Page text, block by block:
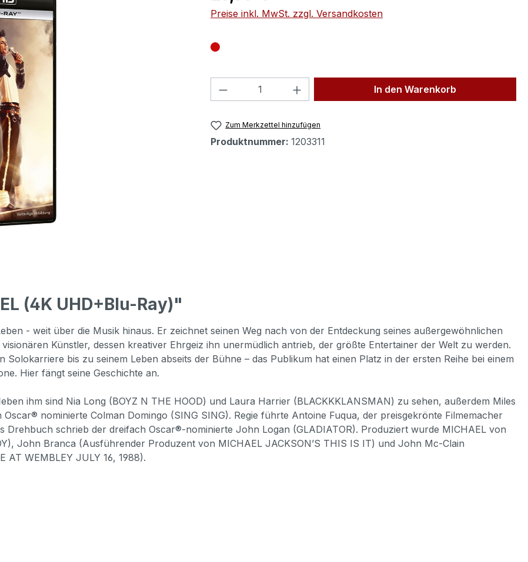
Preise inkl. MwSt. zzgl. Versandkosten
Produkt Anzahl: Gib den gewünschten Wert
In den Warenkorb
Zum Merkzettel hinzufügen
Produktnummer: 1203311
(4K UHD+Blu-Ray)"
- weit über die Musik hinaus. Er zeichnet seinen Weg nach von der Entdeckung seines außergewöhnlichen
Künstler, dessen kreativer Ehrgeiz ihn unermüdlich antrieb, der größte Entertainer der Welt zu werden.
bis zu seinem Leben abseits der Bühne – das Publikum hat einen Platz in der ersten Reihe bei einem
Hier fängt seine Geschichte an.
ihm sind Nia Long (BOYZ N THE HOOD) und Laura Harrier (BLACKKKLANSMAN) zu sehen, außerdem Miles
nominierte Colman Domingo (SING SING). Regie führte Antoine Fuqua, der preisgekrönte Filmemacher
Drehbuch schrieb der dreifach Oscar®-nominierte John Logan (GLADIATOR). Produziert wurde MICHAEL von
John Branca (Ausführender Produzent von MICHAEL JACKSON’S THIS IS IT) und John Mc-Clain
WEMBLEY JULY 16, 1988).